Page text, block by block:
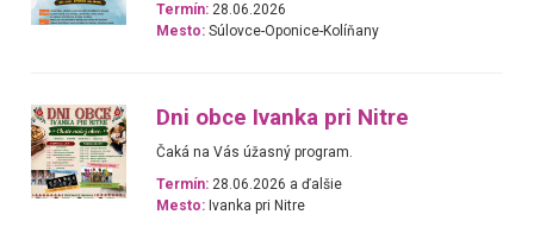
Termín: 28.06.2026
Mesto: Súlovce-Oponice-Kolíňany
Dni obce Ivanka pri Nitre
Čaká na Vás úžasný program.
Termín: 28.06.2026 a ďalšie
Mesto: Ivanka pri Nitre